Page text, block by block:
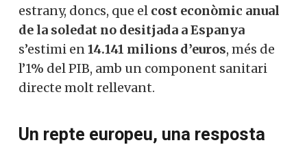
estrany, doncs, que el cost econòmic anual
de la soledat no desitjada a Espanya
s’estimi en14.141 milions d’euros, més de
l’1% del PIB, amb un component sanitari
directe molt rellevant.
Un repte europeu, una resposta